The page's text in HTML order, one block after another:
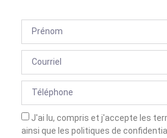
J'ai lu, compris et j'accepte les
ainsi que les politiques de